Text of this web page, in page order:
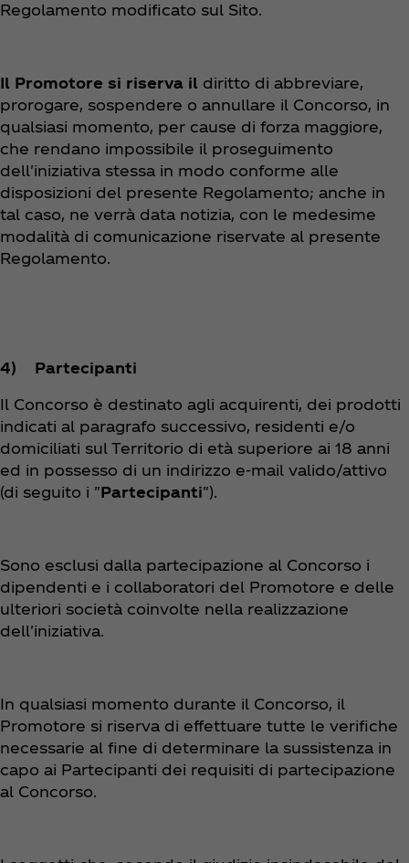
Regolamento modificato sul Sito.
Il Promotore si riserva il diritto di abbreviare,
prorogare, sospendere o annullare il Concorso, in
qualsiasi momento, per cause di forza maggiore,
che rendano impossibile il proseguimento
dell'iniziativa stessa in modo conforme alle
disposizioni del presente Regolamento; anche in
tal caso, ne verrà data notizia, con le medesime
modalità di comunicazione riservate al presente
Regolamento.
4) Partecipanti
Il Concorso è destinato agli acquirenti, dei prodotti
indicati al paragrafo successivo, residenti e/o
domiciliati sul Territorio di età superiore ai 18 anni
ed in possesso di un indirizzo e-mail valido/attivo
(di seguito i "Partecipanti").
Sono esclusi dalla partecipazione al Concorso i
dipendenti e i collaboratori del Promotore e delle
ulteriori società coinvolte nella realizzazione
dell'iniziativa.
In qualsiasi momento durante il Concorso, il
Promotore si riserva di effettuare tutte le verifiche
necessarie al fine di determinare la sussistenza in
capo ai Partecipanti dei requisiti di partecipazione
al Concorso.